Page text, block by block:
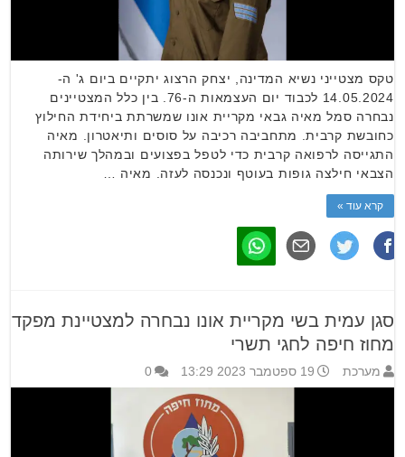
טקס מצטייני נשיא המדינה, יצחק הרצוג יתקיים ביום ג' ה-
14.05.2024 לכבוד יום העצמאות ה-76. בין כלל המצטיינים
נבחרה סמל מאיה גבאי מקריית אונו שמשרתת ביחידת החילוץ
כחובשת קרבית. מתחביבה רכיבה על סוסים ותיאטרון. מאיה
התגייסה לרפואה קרבית כדי לטפל בפצועים ובמהלך שירותה
הצבאי חילצה גופות בעוטף ונכנסה לעזה. מאיה …
קרא עוד »
סגן עמית בשי מקריית אונו נבחרה למצטיינת מפקד
מחוז חיפה לחגי תשרי
מערכת 19 ספטמבר 2023 13:29 0